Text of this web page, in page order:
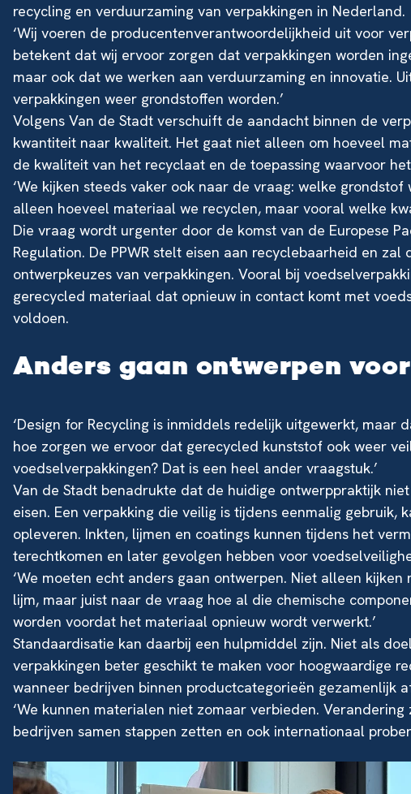
recycling en verduurzaming van verpakkingen in Nederland.
‘Wij voeren de producentenverantwoordelijkheid uit voor
betekent dat wij ervoor zorgen dat verpakkingen worden
maar ook dat we werken aan verduurzaming en innovatie.
verpakkingen weer grondstoffen worden.’
Volgens Van de Stadt verschuift de aandacht binnen de
kwantiteit naar kwaliteit. Het gaat niet alleen om hoeveel
de kwaliteit van het recyclaat en de toepassing waarvoor
‘We kijken steeds vaker ook naar de vraag: welke
alleen hoeveel materiaal we recyclen, maar vooral welke
Die vraag wordt urgenter door de komst van de Europese
Regulation. De PPWR stelt eisen aan recyclebaarheid en
ontwerpkeuzes van verpakkingen. Vooral bij
gerecycled materiaal dat opnieuw in contact komt met
voldoen.
Anders gaan ontwerpen
‘Design for Recycling is inmiddels redelijk uitgewerkt, maar
hoe zorgen we ervoor dat gerecycled kunststof ook weer
voedselverpakkingen? Dat is een heel ander vraagstuk.’
Van de Stadt benadrukte dat de huidige ontwerppraktijk
eisen. Een verpakking die veilig is tijdens eenmalig gebruik,
opleveren. Inkten, lijmen en coatings kunnen tijdens het
terechtkomen en later gevolgen hebben voor
‘We moeten echt anders gaan ontwerpen. Niet alleen
lijm, maar juist naar de vraag hoe al die chemische
worden voordat het materiaal opnieuw wordt verwerkt.’
Standaardisatie kan daarbij een hulpmiddel zijn. Niet als
verpakkingen beter geschikt te maken voor hoogwaardige
wanneer bedrijven binnen productcategorieën gezamenlijk
‘We kunnen materialen niet zomaar verbieden.
bedrijven samen stappen zetten en ook internationaal